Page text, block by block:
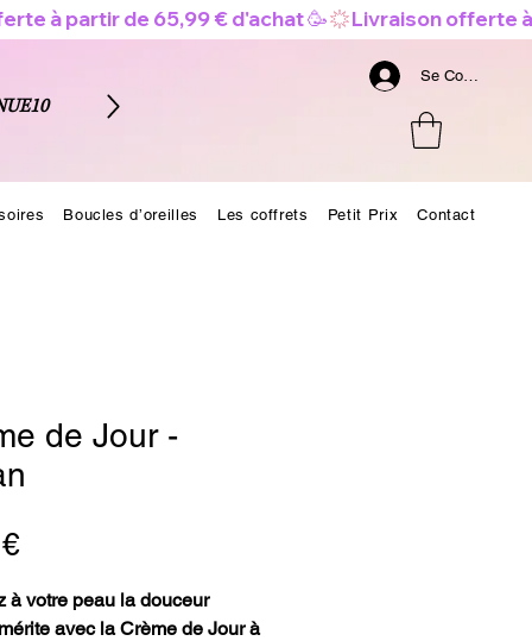
Se Connecter
Boucles d’oreilles Les coffrets Petit Prix Contact
de Jour -
Prix
à votre peau la douceur
avec la Crème de Jour à